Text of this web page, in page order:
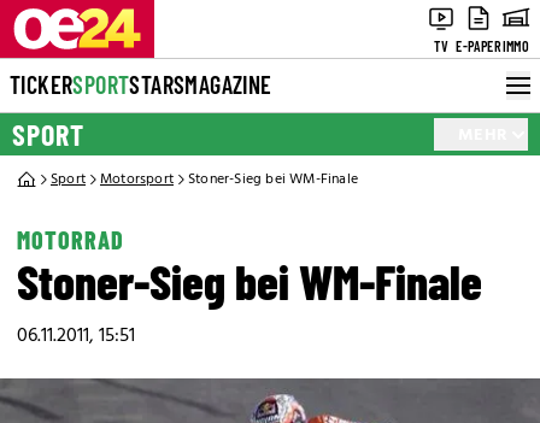
TV E-PAPERIMMO
TICKERSPORTSTARSMAGAZINE
SPORT
Sport Motorsport Stoner-Sieg bei WM-Finale
MOTORRAD
Stoner-Sieg bei WM-Finale
06.11.2011, 15:51